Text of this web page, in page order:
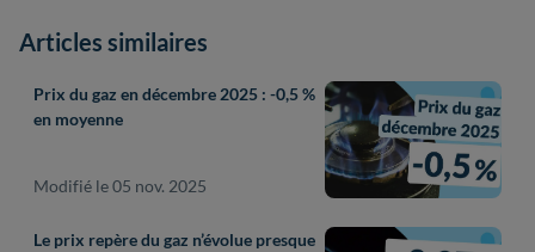
Articles similaires
Prix du gaz en décembre 2025 : -0,5 %
en moyenne
Modifié le 05 nov. 2025
Le prix repère du gaz n’évolue presque